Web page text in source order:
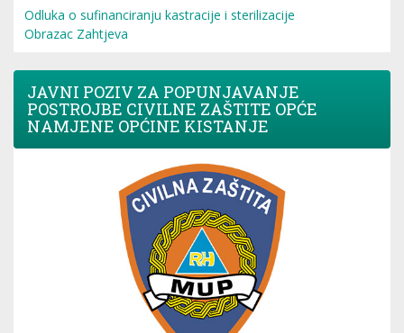
Odluka o sufinanciranju kastracije i sterilizacije
Obrazac Zahtjeva
JAVNI POZIV ZA POPUNJAVANJE
POSTROJBE CIVILNE ZAŠTITE OPĆE
NAMJENE OPĆINE KISTANJE